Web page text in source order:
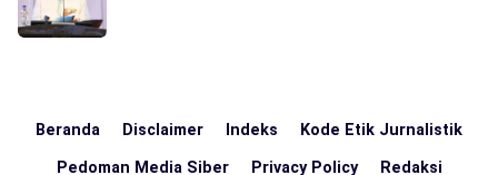
Beranda Disclaimer Indeks Kode Etik Jurnalistik
Pedoman Media Siber Privacy Policy Redaksi